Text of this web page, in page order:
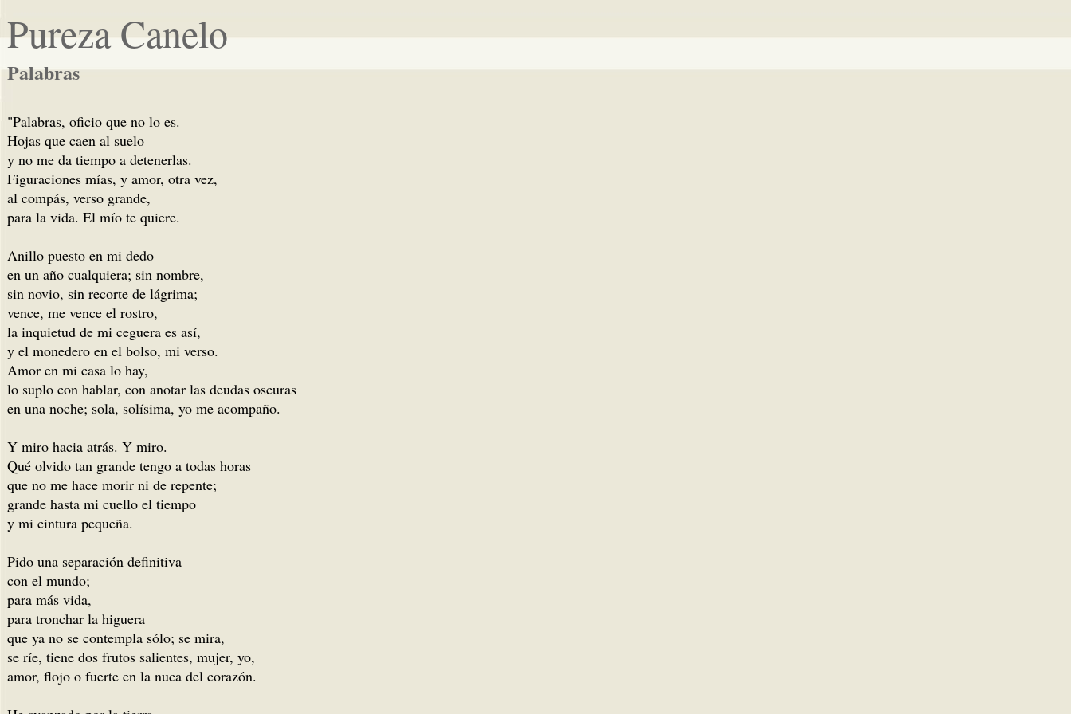
Pureza Canelo
Palabras
"Palabras, oficio que no lo es.
Hojas que caen al suelo
y no me da tiempo a detenerlas.
Figuraciones mías, y amor, otra vez,
al compás, verso grande,
para la vida. El mío te quiere.
Anillo puesto en mi dedo
en un año cualquiera; sin nombre,
sin novio, sin recorte de lágrima;
vence, me vence el rostro,
la inquietud de mi ceguera es así,
y el monedero en el bolso, mi verso.
Amor en mi casa lo hay,
lo suplo con hablar, con anotar las deudas oscuras
en una noche; sola, solísima, yo me acompaño.
Y miro hacia atrás. Y miro.
Qué olvido tan grande tengo a todas horas
que no me hace morir ni de repente;
grande hasta mi cuello el tiempo
y mi cintura pequeña.
Pido una separación definitiva
con el mundo;
para más vida,
para tronchar la higuera
que ya no se contempla sólo; se mira,
se ríe, tiene dos frutos salientes, mujer, yo,
amor, flojo o fuerte en la nuca del corazón.